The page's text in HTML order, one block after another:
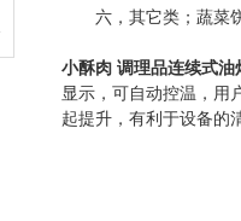
六，其它类；蔬菜饼
小酥肉 调理品连续式油
显示，可自动控温，用
起提升，有利于设备的